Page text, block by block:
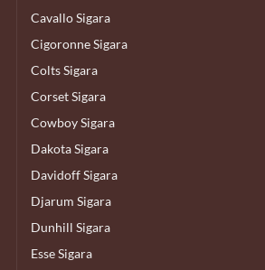
Cavallo Sigara
Cigoronne Sigara
Colts Sigara
Corset Sigara
Cowboy Sigara
Dakota Sigara
Davidoff Sigara
Djarum Sigara
Dunhill Sigara
Esse Sigara